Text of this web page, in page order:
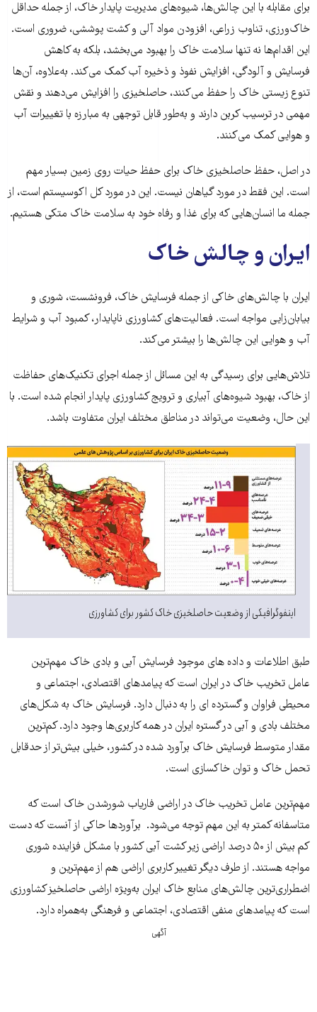
برای مقابله با این چالش‌ها، شیوه‌های مدیریت پایدار خاک، از جمله حداقل
خاک‌ورزی، تناوب زراعی، افزودن مواد آلی و کشت پوششی، ضروری است.
این اقدام‌ها نه تنها سلامت خاک را بهبود می‌بخشد، بلکه به کاهش
فرسایش و آلودگی، افزایش نفوذ و ذخیره آب کمک می‌کند. به‌علاوه، آن‌ها
تنوع زیستی خاک را حفظ می‌کنند، حاصلخیزی را افزایش می‌دهند و نقش
مهمی در ترسیب کربن دارند و به‌طور قابل توجهی به مبارزه با تغییرات آب
و هوایی کمک می‌کنند.
در اصل، حفظ حاصلخیزی خاک برای حفظ حیات روی زمین بسیار مهم
است. این فقط در مورد گیاهان نیست. این در مورد کل اکوسیستم است، از
جمله ما انسان‌هایی که برای غذا و رفاه خود به سلامت خاک متکی هستیم.
ایران و چالش خاک
ایران با چالش‌های خاکی از جملە فرسایش خاک، فرونشست، شوری و
بیابان‌زایی مواجه است. فعالیت‌های کشاورزی ناپایدار، کمبود آب و شرایط
آب و هوایی این چالش‌ها را بیشتر می‌کند.
تلاش‌هایی برای رسیدگی به این مسائل از جمله اجرای تکنیک‌های حفاظت
از خاک، بهبود شیوه‌های آبیاری و ترویج کشاورزی پایدار انجام شده است. با
این حال، وضعیت می‌تواند در مناطق مختلف ایران متفاوت باشد.
اینفوگرافیکی از وضعیت حاصلخیزی خاک کشور برای کشاورزی
طبق اطلاعات و داده های موجود فرسایش آبی و بادی خاک مهم‌ترین
عامل تخریب خاک در ایران است که پیامدهای اقتصادی، اجتماعی و
محیطی فراوان و گسترده ای را بە دنبال دارد. فرسایش خاک به شکل‌های
مختلف بادی و آبی در گستره ایران در همه کاربری‌ها وجود دارد. کم‌ترین
مقدار متوسط فرسایش خاک برآورد شده در کشور، خیلی بیش‌تر از حدقابل
تحمل خاک و توان خاکسازی است.
مهم‌ترین عامل تخریب خاک در اراضی فاریاب شورشدن خاک است کە
متاسفانە کمتر بە این مهم توجە می‌شود. برآوردها حاکی از آنست کە دست
کم بیش از ۵۰ درصد اراضی زیر کشت آبی کشور با مشکل فزاینده شوری
مواجه هستند. از طرف دیگر تغییر کاربری اراضی هم از مهم‌ترین و
اضطراری‌ترین چالش‌های منابع خاک ایران به‌ویژه اراضی حاصلخیز کشاورزی
است که پیامدهای منفی اقتصادی، اجتماعی و فرهنگی به‌همراه دارد.
آگهی